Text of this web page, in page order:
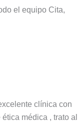
el equipo Cita,
clínica con
médica , trato al